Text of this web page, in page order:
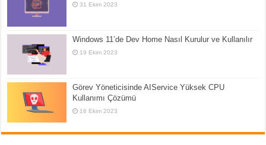
31 Ekim 2023
Windows 11’de Dev Home Nasıl Kurulur ve Kullanılır
19 Ekim 2023
Görev Yöneticisinde AIService Yüksek CPU
Kullanımı Çözümü
16 Ekim 2023